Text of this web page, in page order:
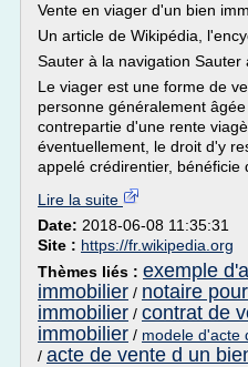
Vente en viager d'un bien
Un article de Wikipédia,
Sauter à la navigation Sauter
Le viager est une forme de
personne généralement
contrepartie d'une rente
éventuellement, le droit d'y
appelé crédirentier, bénéficie
Lire la suite
Date: 2018-06-08 11:35:31
Site : https://fr.wikipedia.org
Thèmes liés : exemple
immobilier / notaire
immobilier / contrat de
immobilier / modele d'acte
/ acte de vente d un